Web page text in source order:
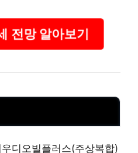
전망 알아보기
디오빌플러스(주상복합)